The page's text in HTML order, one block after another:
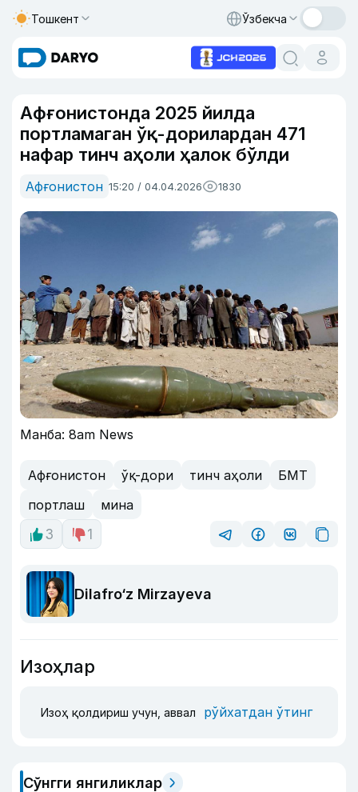
Тошкент Ўзбекча
Афғонистонда 2025 йилда
портламаган ўқ-дорилардан 471
нафар тинч аҳоли ҳалок бўлди
Афғонистон 15:20 / 04.04.2026 1830
Манба: 8am News
Афғонистон ўқ-дори тинч аҳоли
БМТ
портлаш
мина
3
1
Dilafro‘z Mirzayeva
Изоҳлар
Изоҳ қолдириш учун, аввал рўйхатдан ўтинг
Сўнгги янгиликлар